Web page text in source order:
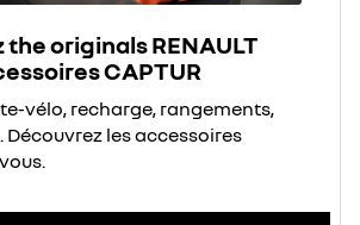
originals RENAULT
CAPTUR
vélo, recharge, rangements,
Découvrez les accessoires